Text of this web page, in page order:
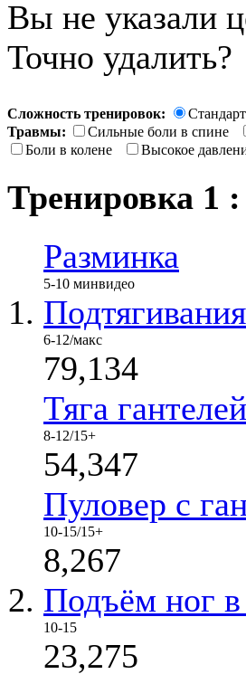
Вы не указали
Точно удалить?
Сложность тренировок:
Травмы:
Сильные боли в спине
Боли в колене
Высокое
Тренировка 1
Разминка
5-10 минвидео
6-12/макс
79,134
Тяга
8-12/15+
54,347
Пуловер с
10-15/15+
8,267
Подъём ног в
10-15
23,275